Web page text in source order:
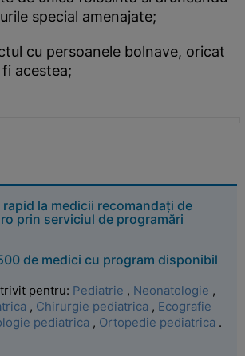
special amenajate;
cu persoanele bolnave, oricat
acestea;
la medicii recomandați de
prin serviciul de programări
de medici cu program disponibil
pentru: Pediatrie , Neonatologie ,
, Chirurgie pediatrica , Ecografie
pediatrica , Ortopedie pediatrica .